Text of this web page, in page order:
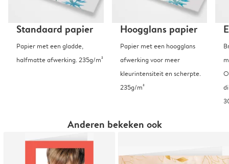
Standaard papier
Papier met een gladde,
halfmatte afwerking. 235g/m²
Hoogglans papier
Papier met een hoogglans
afwerking voor meer
kleurintensiteit en scherpte.
235g/m²
Anderen bekeken ook